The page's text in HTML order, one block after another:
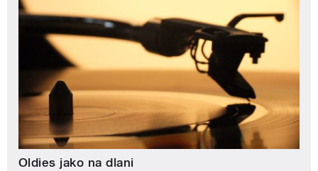
Oldies jako na dlani